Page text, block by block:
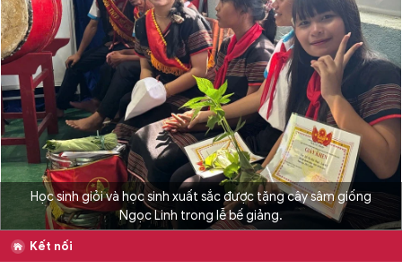
Học sinh giỏi và học sinh xuất sắc được tặng cây sâm giống
Ngọc Linh trong lễ bế giảng.
Kết nối